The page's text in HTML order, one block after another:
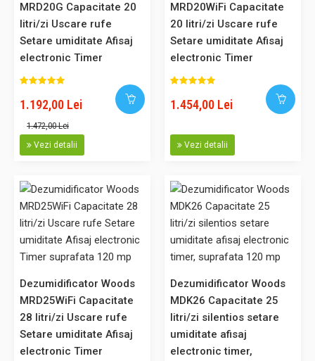
Dezumidificator Woods MDX14 Capacitate 10 litri/zi silentios
setare umiditate afisaj electronic timer, suprafata 40 mp
Noul dezumidificator din gama casnica Woods MDX14 este
echipat cu noul agent frigorific ecologic R290. Noutatea
consta in noul gaz refrigerant ecologic R290. Woods este
prima companie care fabrica si introduce pe piata
dezumidificatoare care functioneaza cu un agent frigorific
prietenos cu mediu..
717,00 Lei
Adaugă în Coş
Comparaţie
MRD20G Capacitate 20
litri/zi Uscare rufe
Setare umiditate Afisaj
electronic Timer
suprafata 70 mp
1.192,00 Lei
1.472,00 Lei
Vezi detalii
MRD20WiFi Capacitate
20 litri/zi Uscare rufe
Setare umiditate Afisaj
electronic Timer
suprafata 70 mp
1.454,00 Lei
Vezi detalii
Dezumidificator Woods
MRD25WiFi Capacitate
28 litri/zi Uscare rufe
Setare umiditate Afisaj
electronic Timer
Dezumidificator Woods
MDK26 Capacitate 25
litri/zi silentios setare
umiditate afisaj
electronic timer,